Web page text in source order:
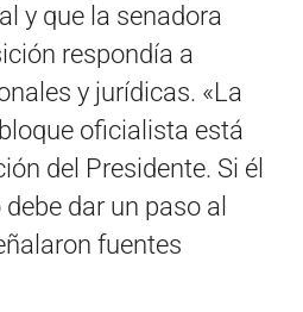
y que la senadora
respondía a
y jurídicas. «La
oficialista está
del Presidente. Si él
dar un paso al
fuentes